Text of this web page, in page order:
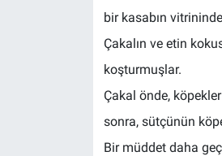
bir kasabın
Çakalın ve etin
koşturmuşlar.
Çakal önde,
sonra, sütçünün
Bir müddet daha